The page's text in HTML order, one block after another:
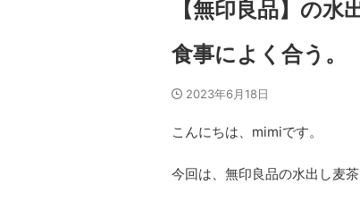
【無印良品】の水
食事によく合う。
2023年6月18日
こんにちは、mimiです。
今回は、無印良品の水出し麦茶